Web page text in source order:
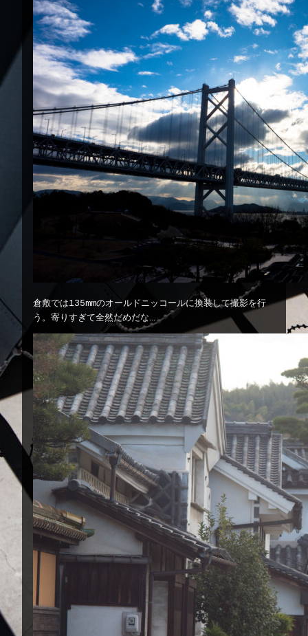
倉敷では135mmのオールドニッコールに換装して撮影を行
う。寄りすぎて全然だめだな…